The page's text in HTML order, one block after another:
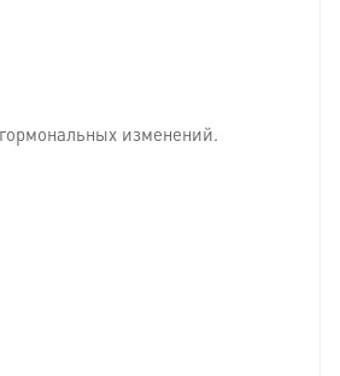
изменений.